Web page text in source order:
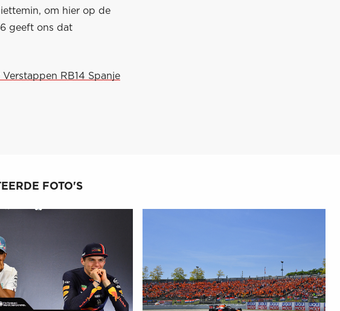
om hier op de
geeft ons dat
RB14 Spanje
FOTO'S